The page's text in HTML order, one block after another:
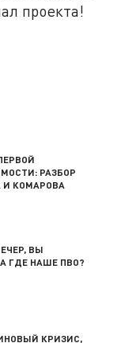
проекта!
РАЗБОР
И КОМАРОВА
ВЫ
ГДЕ НАШЕ ПВО?
КРИЗИС,